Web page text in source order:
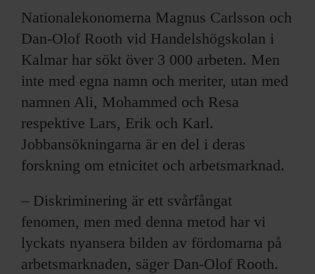
EVENEMANG & RESOR
SHOP
KONTAKTA F&F
SKRIV I F&F
PRENUMERERA PÅ F&F
ANNONSERA I F&F
OM F&F
Nationalekonomerna Magnus Carlsson och
Dan-Olof Rooth vid Handelshögskolan i
Kalmar har sökt över 3 000 arbeten. Men
inte med egna namn och meriter, utan med
namnen Ali, Mohammed och Resa
respektive Lars, Erik och Karl.
Jobbansökningarna är en del i deras
forskning om etnicitet och arbetsmarknad.
– Diskriminering är ett svårfångat
fenomen, men med denna metod har vi
lyckats nyansera bilden av fördomarna på
arbetsmarknaden, säger Dan-Olof Rooth.